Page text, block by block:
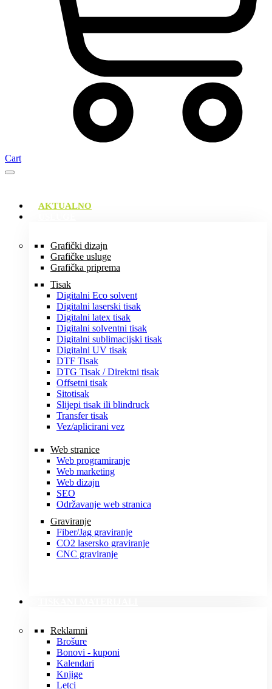
Cart
AKTUALNO
Grafički dizajn
Grafičke usluge
Grafička priprema
Tisak
Digitalni Eco solvent
Digitalni laserski tisak
Digitalni latex tisak
Digitalni solventni tisak
Digitalni sublimacijski tisak
Digitalni UV tisak
DTF Tisak
DTG Tisak / Direktni tisak
Offsetni tisak
Sitotisak
Slijepi tisak ili blindruck
Transfer tisak
Vez/aplicirani vez
Web stranice
Web programiranje
Web marketing
Web dizajn
SEO
Održavanje web stranica
Graviranje
Fiber/Jag graviranje
CO2 lasersko graviranje
CNC graviranje
Reklamni
Brošure
Bonovi - kuponi
Kalendari
Knjige
Letci